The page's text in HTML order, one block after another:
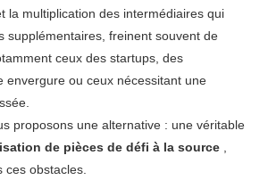
la multiplication des intermédiaires qui
supplémentaires, freinent souvent de
ceux des startups, des
envergure ou ceux nécessitant une
proposons une alternative : une véritable
de pièces de défi à la source ,
ces obstacles.